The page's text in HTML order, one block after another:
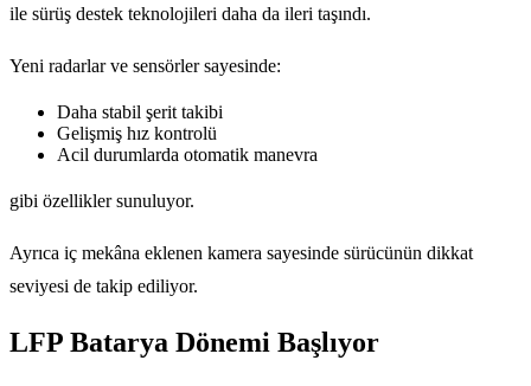
ile sürüş destek teknolojileri daha da ileri taşındı.
Yeni radarlar ve sensörler sayesinde:
Daha stabil şerit takibi
Gelişmiş hız kontrolü
Acil durumlarda otomatik manevra
gibi özellikler sunuluyor.
Ayrıca iç mekâna eklenen kamera sayesinde sürücünün dikkat
seviyesi de takip ediliyor.
LFP Batarya Dönemi Başlıyor